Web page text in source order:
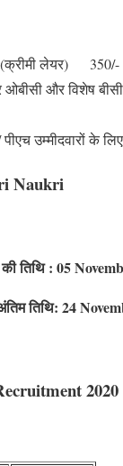
(क्रीमी लेयर) 350/-
और विशेष
पीएच उम्मीदवारों के
Naukri
तिथि : 05
तिथि: 24
2020